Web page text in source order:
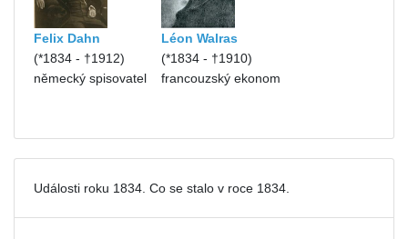
Felix Dahn
(*1834 - †1912)
německý spisovatel
Léon Walras
(*1834 - †1910)
francouzský ekonom
Události roku 1834. Co se stalo v roce 1834.